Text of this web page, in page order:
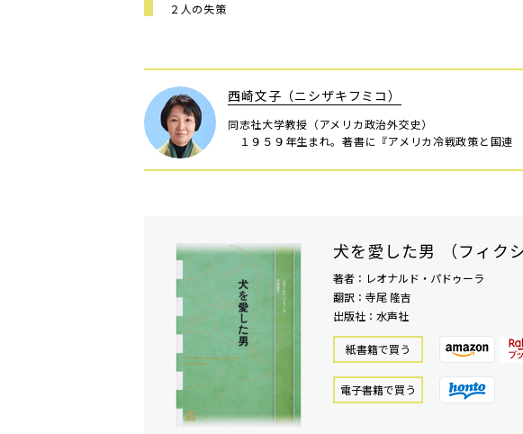
２人の失策
西崎文子（ニシザキフミコ）
同志社大学教授（アメリカ政治外交史）
１９５９年生まれ。著書に『アメリカ冷戦政策と国連
犬を愛した男 （フィク
著者：レオナルド・パドゥーラ
翻訳：寺尾 隆吉
出版社：水声社
紙書籍で買う
電⼦書籍で買う